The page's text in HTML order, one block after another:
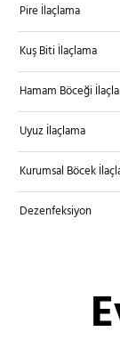
Pire İlaçlama
Kuş Biti İlaçlama
Hamam Böceği
Uyuz İlaçlama
Kurumsal Böcek
Dezenfeksiyon